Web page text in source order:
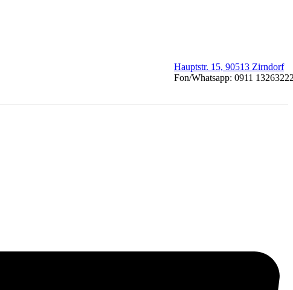
Hauptstr. 15, 90513 Zirndorf
Fon/Whatsapp: 0911